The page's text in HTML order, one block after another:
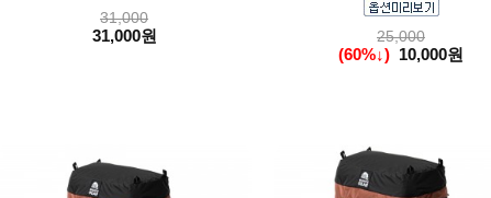
31,000
31,000원 25,000
(60%↓) 10,000원